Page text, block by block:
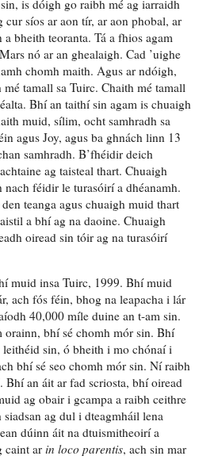
is dóigh go raibh mé ag iarraidh
cur síos ar aon tír, ar aon phobal, ar
bheith teoranta. Tá a fhios agam
nó ar an ghealaigh. Cad ’uighe
chomh maith. Agus ar ndóigh,
mé tamall sa Tuirc. Chaith mé tamall
Bhí an taithí sin agam is chuaigh
muid, sílim, ocht samhradh sa
agus Joy, agus ba ghnách linn 13
samhradh. B’fhéidir deich
ag taisteal thart. Chuaigh
nach féidir le turasóirí a dhéanamh.
teanga agus chuaigh muid thart
a bhí ag na daoine. Chuaigh
oiread sin tóir ag na turasóirí
muid insa Tuirc, 1999. Bhí muid
, ach fós féin, bhog na leapacha i lár
40,000 míle duine an t-am sin.
bhí sé chomh mór sin. Bhí
leithéid sin, ó bheith i mo chónaí i
bhí sé seo chomh mór sin. Ní raibh
Bhí an áit ar fad scriosta, bhí oiread
ag obair i gcampa a raibh ceithre
ag dul i dteagmháil lena
dúinn áit na dtuismitheoirí a
caint ar in loco parentis, ach sin mar